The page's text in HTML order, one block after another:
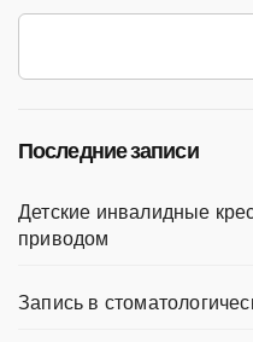
A
p
a
m
Последние записи
Детские инвалидные
приводом
Запись в